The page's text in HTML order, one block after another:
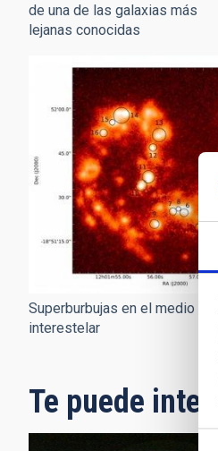
de una de las galaxias más
lejanas conocidas
Superburbujas en el medio
interestelar
Te puede